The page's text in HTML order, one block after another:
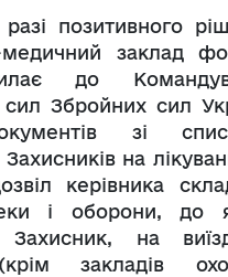
позитивного
медичний заклад
до
Збройних сил
зі
Захисників на
керівника
і оборони, до
Захисник, на
закладів